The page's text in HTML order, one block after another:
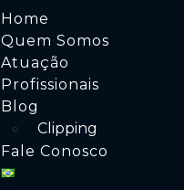
Home
Quem Somos
Atuação
Profissionais
Blog
Clipping
Fale Conosco